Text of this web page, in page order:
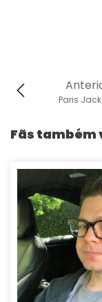
Paris
Fãs também